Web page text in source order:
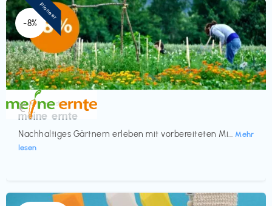
-8%
Küche & Haushalt
meine ernte
Nachhaltiges Gärtnern erleben mit vorbereiteten Mi... Mehr
lesen
€‎
Pioneer